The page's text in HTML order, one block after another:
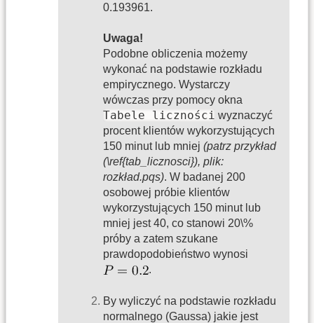
0.193961.
Uwaga!
Podobne obliczenia możemy
wykonać na podstawie rozkładu
empirycznego. Wystarczy
wówczas przy pomocy okna
Tabele liczności wyznaczyć
procent klientów wykorzystujących
150 minut lub mniej(patrz przykład
(\ref{tab_licznosci}), plik:
rozkład.pqs). W badanej 200
osobowej próbie klientów
wykorzystujących 150 minut lub
mniej jest 40, co stanowi 20\%
próby a zatem szukane
prawdopodobieństwo wynosi
.
By wyliczyć na podstawie rozkładu
normalnego (Gaussa) jakie jest